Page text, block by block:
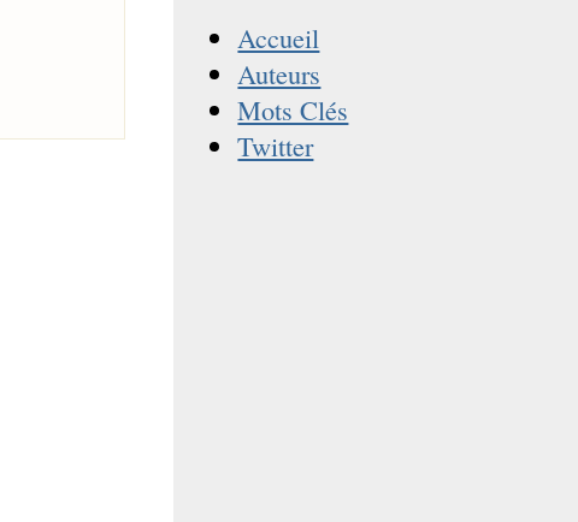
Accueil
Auteurs
Mots Clés
Twitter